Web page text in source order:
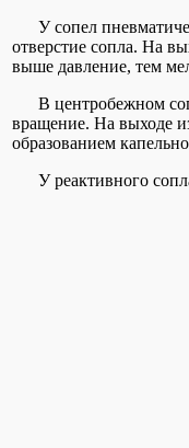
У сопел
отверстие сопла. На
выше давление, тем
В центробежном
вращение. На выходе
образованием
У реактивного